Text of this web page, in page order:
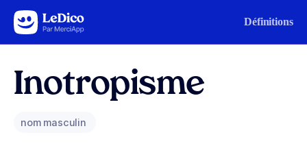
Aller au contenu Définitions
Inotropisme
nom masculin